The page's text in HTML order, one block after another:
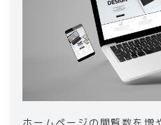
ホームページの閲覧数を増